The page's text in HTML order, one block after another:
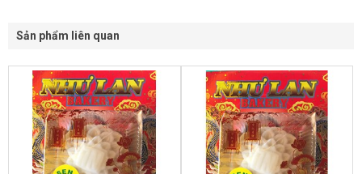
Sản phẩm liên quan